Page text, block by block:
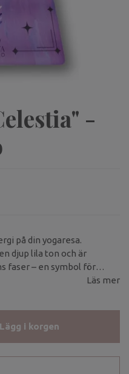
-
på din yogaresa.
djup lila ton och är
faser – en symbol för
Läs mer
Lägg i korgen